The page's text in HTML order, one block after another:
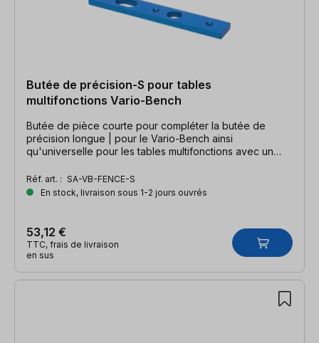
Butée de précision-S pour tables
multifonctions Vario-Bench
Butée de pièce courte pour compléter la butée de
précision longue | pour le Vario-Bench ainsi
qu'universelle pour les tables multifonctions avec un
Réf. art. : SA-VB-FENCE-S
En stock, livraison sous 1-2 jours ouvrés
53,12 €
TTC, frais de livraison
en sus